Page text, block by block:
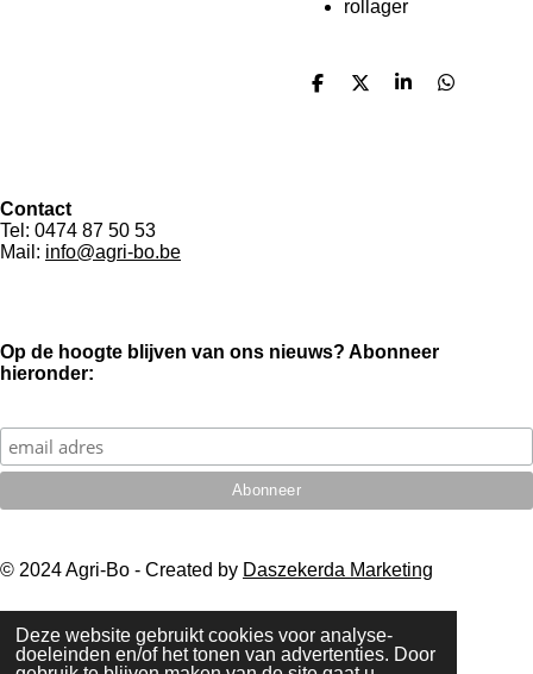
Deze website gebruikt cookies voor analyse-
doeleinden en/of het tonen van advertenties. Door
rollager
D
D
S
D
Contact
Tel: 0474 87 50 53
Mail: info@agri-bo.be
Op de hoogte blijven van ons nieuws? Abonneer
hieronder:
© 2024 Agri-Bo - Created by Daszekerda Marketing